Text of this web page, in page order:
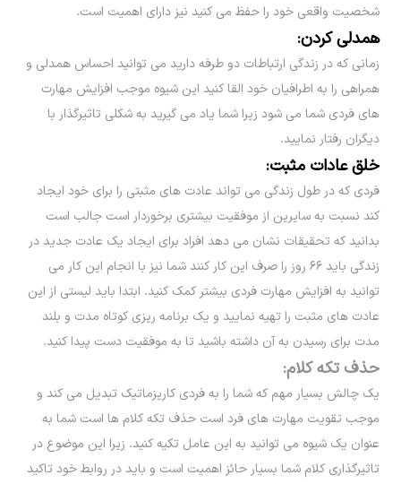
شخصیت واقعی خود را حفظ می کنید نیز دارای اهمیت است.
همدلی کردن:
زمانی که در زندگی ارتباطات دو طرفه دارید می توانید احساس همدلی و
همراهی را به اطرافیان خود القا کنید این شیوه موجب افزایش مهارت
های فردی شما می شود زیرا شما یاد می گیرید به شکلی تاثیرگذار با
دیگران رفتار نمایید.
خلق عادات مثبت:
فردی که در طول زندگی می تواند عادت های مثبتی را برای خود ایجاد
کند نسبت به سایرین از موفقیت بیشتری برخوردار است جالب است
بدانید که تحقیقات نشان می دهد افراد برای ایجاد یک عادت جدید در
زندگی باید ۶۶ روز را صرف این کار کنند شما نیز با انجام این کار می
توانید به افزایش مهارت فردی بیشتر کمک کنید. ابتدا باید لیستی از این
عادت های مثبت را تهیه نمایید و یک برنامه ریزی کوتاه مدت و بلند
مدت برای رسیدن به آن داشته باشید تا به موفقیت دست پیدا کنید.
حذف تکه کلام:
یک چالش بسیار مهم که شما را به فردی کاریزماتیک تبدیل می کند و
موجب تقویت مهارت های فرد است حذف تکه کلام ها است شما به
عنوان یک شیوه می توانید به این عامل تکیه کنید. زیرا این موضوع در
تاثیرگذاری کلام شما بسیار حائز اهمیت است و باید در روابط خود تاکید